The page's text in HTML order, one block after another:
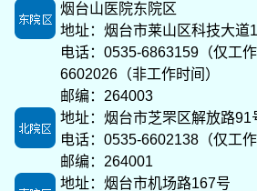
烟台山医院东院区
地址：烟台市莱山区科技大道
电话：0535-6863159（仅工
6602026（非工作时间）
邮编：264003
地址：烟台市芝罘区解放路91
电话：0535-6602138（仅工作
邮编：264001
地址：烟台市机场路167号